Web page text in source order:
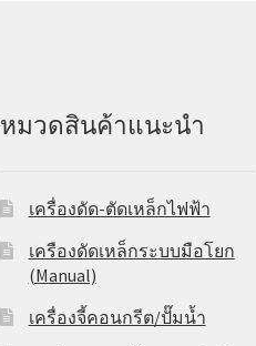
หมวดสินค้าแนะนำ
เครื่องดัด-ตัดเหล็กไฟฟ้า
เครืองดัดเหล็กระบบมือโยก
(Manual)
เครื่องจี้คอนกรีต/ปั๊มน้ำ